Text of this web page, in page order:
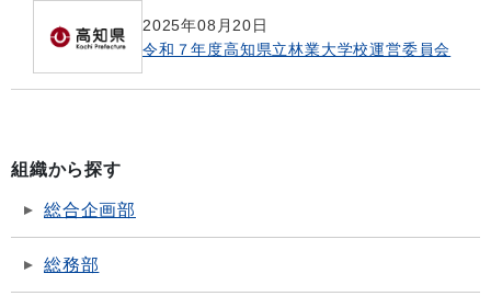
2025年08月20日
令和７年度高知県立林業大学校運営委員会
組織から探す
総合企画部
総務部